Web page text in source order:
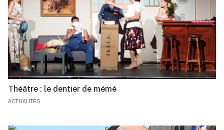
Théâtre : le dentier de mémé
ACTUALITÉS